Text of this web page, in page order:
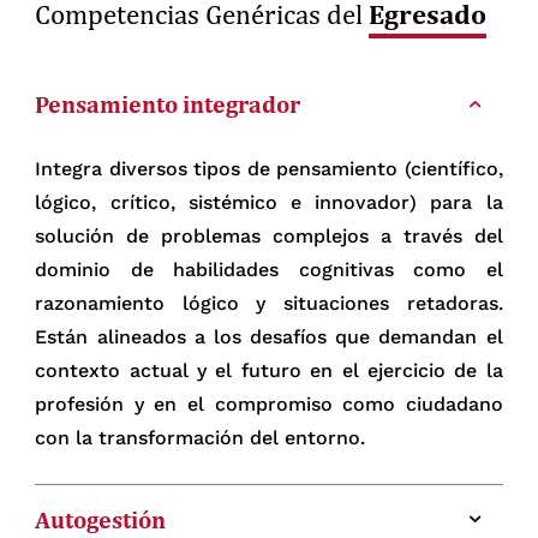
de la Calidad Educativa (SINEACE).
Internacional para el Aseguramiento de la
Calidad (IAC-CINDA).
Competencias Genéricas del Egresado
Pensamiento integrador
Integra diversos tipos de pensamiento (científico,
lógico, crítico, sistémico e innovador) para la
solución de problemas complejos a través del
dominio de habilidades cognitivas como el
razonamiento lógico y situaciones retadoras.
Están alineados a los desafíos que demandan el
contexto actual y el futuro en el ejercicio de la
profesión y en el compromiso como ciudadano
con la transformación del entorno.
Autogestión